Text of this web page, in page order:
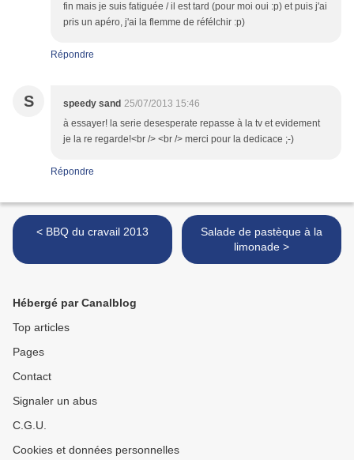
fin mais je suis fatiguée / il est tard (pour moi oui :p) et puis j'ai
pris un apéro, j'ai la flemme de réfélchir :p)
Répondre
S speedy sand 25/07/2013 15:46
à essayer! la serie desesperate repasse à la tv et evidement
je la re regarde!<br /> <br /> merci pour la dedicace ;-)
Répondre
< BBQ du cravail 2013
Salade de pastèque à la
limonade >
Hébergé par Canalblog
Top articles
Pages
Contact
Signaler un abus
C.G.U.
Cookies et données personnelles